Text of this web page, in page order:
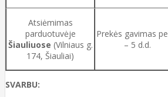
Atsiėmimas
parduotuvėje
Šiauliuose (Vilniaus g.
174, Šiauliai)
Prekės gavimas
– 5 d.d.
SVARBU: